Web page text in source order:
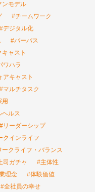
ンモデル
#チームワーク
#デジタル化
#パーパス
ャスト
ワハラ
アキャスト
#マルチタスク
用
ヘルス
#リーダーシップ
クインライフ
ークライフ・バランス
司ガチャ
#主体性
理念
#体験価値
#全社員の幸せ